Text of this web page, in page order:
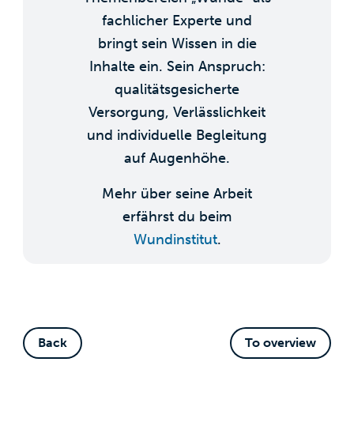
fachlicher Experte und
bringt sein Wissen in die
Inhalte ein. Sein Anspruch:
qualitätsgesicherte
Versorgung, Verlässlichkeit
und individuelle Begleitung
auf Augenhöhe.
Mehr über seine Arbeit
erfährst du beim
Wundinstitut.
Back To overview